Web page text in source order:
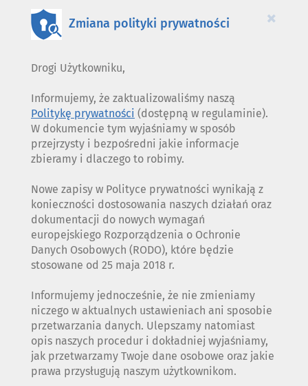
×
Zmiana polityki prywatności
Drogi Użytkowniku,
Informujemy, że zaktualizowaliśmy naszą
Politykę prywatności (dostępną w regulaminie).
W dokumencie tym wyjaśniamy w sposób
przejrzysty i bezpośredni jakie informacje
zbieramy i dlaczego to robimy.
Nowe zapisy w Polityce prywatności wynikają z
konieczności dostosowania naszych działań oraz
dokumentacji do nowych wymagań
europejskiego Rozporządzenia o Ochronie
Danych Osobowych (RODO), które będzie
stosowane od 25 maja 2018 r.
Informujemy jednocześnie, że nie zmieniamy
niczego w aktualnych ustawieniach ani sposobie
przetwarzania danych. Ulepszamy natomiast
opis naszych procedur i dokładniej wyjaśniamy,
jak przetwarzamy Twoje dane osobowe oraz jakie
prawa przysługują naszym użytkownikom.